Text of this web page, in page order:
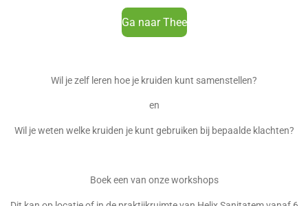
Ga naar Thee
Wil je zelf leren hoe je kruiden kunt samenstellen?
en
Wil je weten welke kruiden je kunt gebruiken bij bepaalde klachten?
Boek een van onze workshops